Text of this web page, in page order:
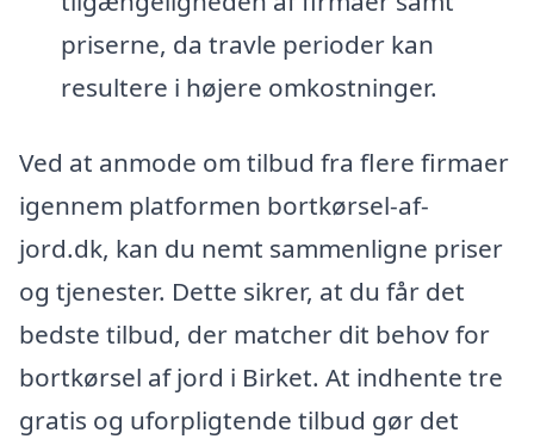
priserne, da travle perioder kan
resultere i højere omkostninger.
Ved at anmode om tilbud fra flere firmaer
igennem platformen bortkørsel-af-
jord.dk, kan du nemt sammenligne priser
og tjenester. Dette sikrer, at du får det
bedste tilbud, der matcher dit behov for
bortkørsel af jord i Birket. At indhente tre
gratis og uforpligtende tilbud gør det